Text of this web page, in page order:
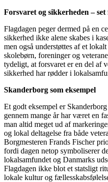
Forsvaret og sikkerheden –
Flagdagen peger dermed på en
sikkerhed ikke alene skabes i
men også understøttes af et
skolebørn, foreninger og
tydeligt, at forsvaret er en del af
sikkerhed har rødder i
Skanderborg som eksempel
Et godt eksempel er
gennem mange år har været en
man altid meget ud af
og lokal deltagelse fra både
Borgmesteren Frands Fischer
fordi dagen netop symboliserer
lokalsamfundet og Danmarks
Flagdagen ikke blot et statsligt
lokale kultur og